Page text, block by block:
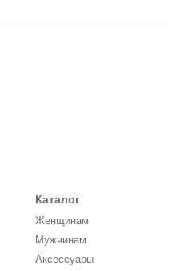
Каталог
Женщинам
Мужчинам
Аксессуары